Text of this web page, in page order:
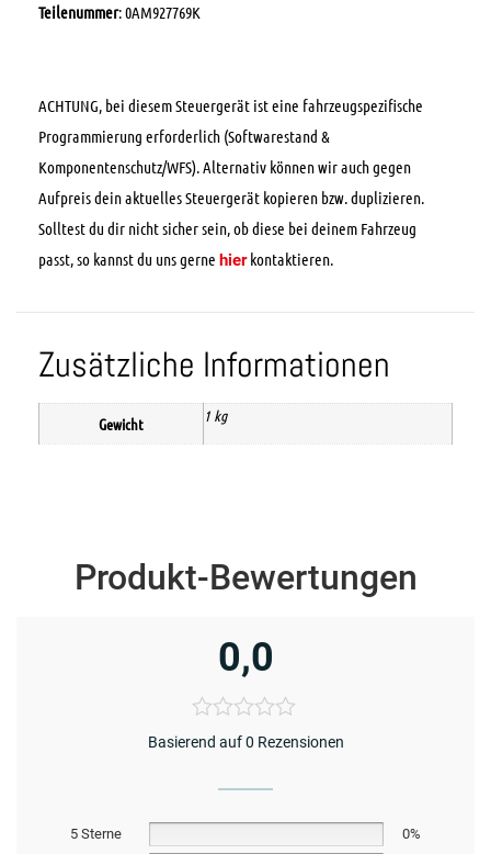
Teilenummer: 0AM927769K
ACHTUNG, bei diesem Steuergerät ist eine fahrzeugspezifische
Programmierung erforderlich (Softwarestand &
Komponentenschutz/WFS). Alternativ können wir auch gegen
Aufpreis dein aktuelles Steuergerät kopieren bzw. duplizieren.
Solltest du dir nicht sicher sein, ob diese bei deinem Fahrzeug
passt, so kannst du uns gerne hierkontaktieren.
Zusätzliche Informationen
Gewicht 1 kg
Produkt-Bewertungen
0,0
Basierend auf 0 Rezensionen
5 Sterne
0%